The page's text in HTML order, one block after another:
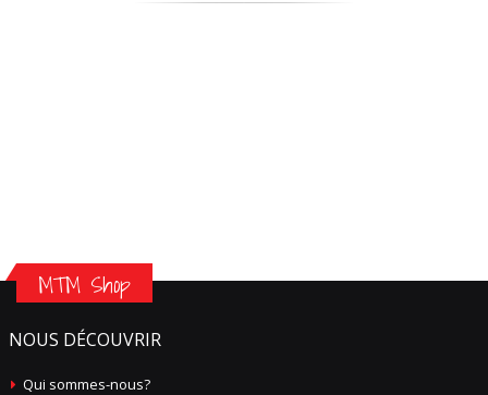
MTM Shop
NOUS DÉCOUVRIR
Qui sommes-nous?